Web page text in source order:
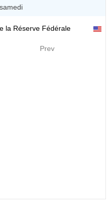
la Réserve Fédérale
Prev